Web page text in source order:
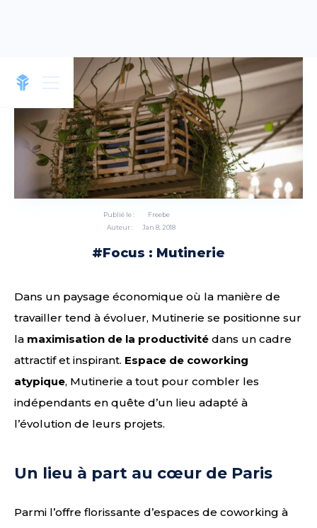
Publié le :
Auteur :
Freebe
Jan 8, 2018
#Focus : Mutinerie
Dans un paysage économique où la manière de
travailler tend à évoluer, Mutinerie se positionne sur
la maximisation de la productivité dans un cadre
attractif et inspirant. Espace de coworking
atypique, Mutinerie a tout pour combler les
indépendants en quête d’un lieu adapté à
l’évolution de leurs projets.
Un lieu à part au cœur de Paris
Parmi l’offre florissante d’espaces de coworking à